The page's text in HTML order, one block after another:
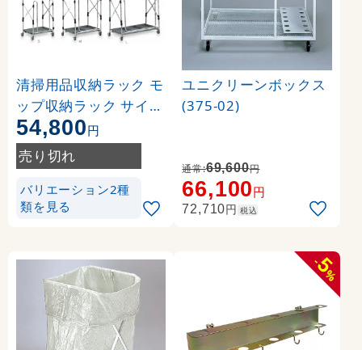
清掃用品収納ラック モ
ップ収納ラック サイズ
:L (CE-494-030-0)
54,800円
売り切れ
バリエーション2種
類を見る
ユニクリーンボックス
(375-02)
通常:69,600円
66,100円
72,710円 税込
-
5
%